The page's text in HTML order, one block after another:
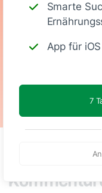
Smarte
App für
7
Kalorien